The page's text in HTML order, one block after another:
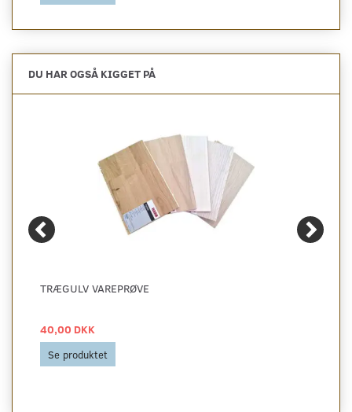
DU HAR OGSÅ KIGGET PÅ
TRÆGULV VAREPRØVE
40,00 DKK
Se produktet